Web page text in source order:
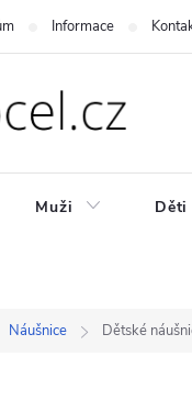
Informace
Muži Děti
Náušnice Dětské